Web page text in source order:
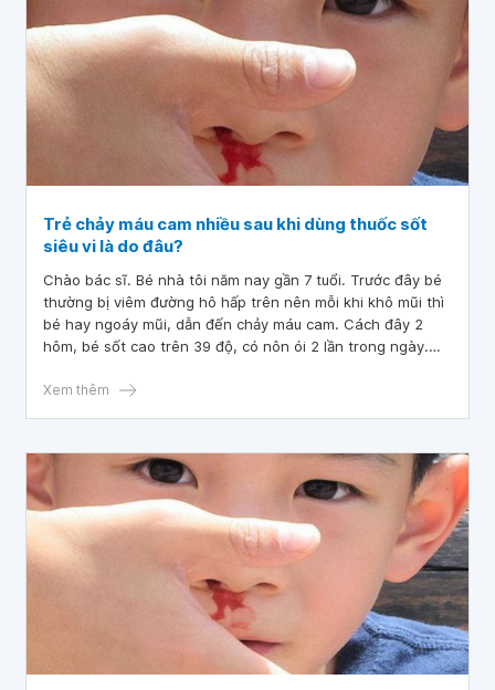
Trẻ chảy máu cam nhiều sau khi dùng thuốc sốt
siêu vi là do đâu?
Chào bác sĩ. Bé nhà tôi năm nay gần 7 tuổi. Trước đây bé
thường bị viêm đường hô hấp trên nên mỗi khi khô mũi thì
bé hay ngoáy mũi, dẫn đến chảy máu cam. Cách đây 2
hôm, bé sốt cao trên 39 độ, có nôn ói 2 lần trong ngày.
viêm đường hô hấp hay rối loạn tiêu hóa do bé mới sốt 1
và thuốc hỗ trợ chống ói. Sau khi uống thuốc 2 ngày thì bé
chảy máu cam nhiều, chảy máu thành dòng, máu loãng.
Tôi muốn kiểm tra công thức máu, làm xét nghiệm máu để
kiểm tra tổng quát sức khỏe cho bé. Bác sĩ cho hỏi có cần
xét nghiệm không ạ? Tình trạng chảy máu cam là do đâu
ạ? Mong bác sĩ tư vấn giúp tôi, tôi xin cảm ơn.
Xem thêm